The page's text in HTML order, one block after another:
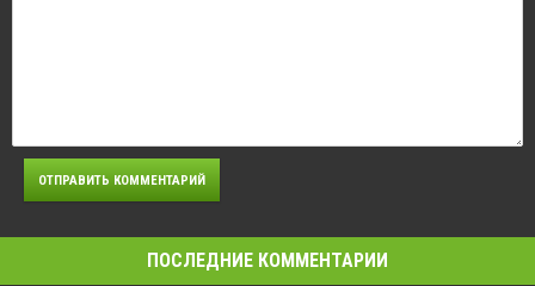
ПОСЛЕДНИЕ КОММЕНТАРИИ